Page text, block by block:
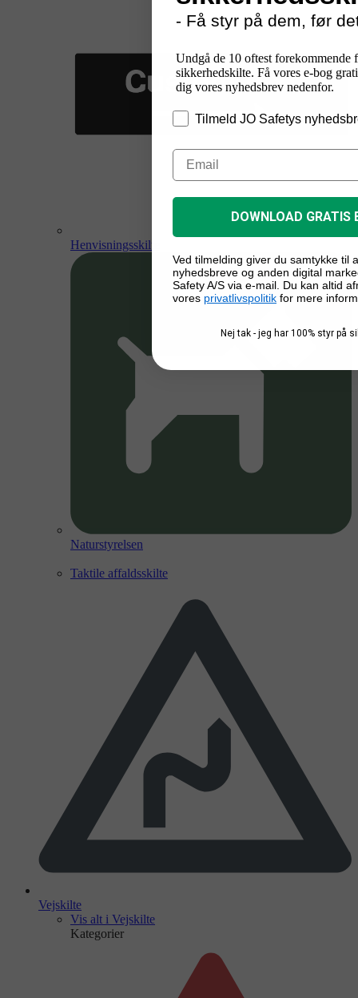
Henvisningsskilte
Naturstyrelsen
Taktile affaldsskilte
Vejskilte
Vis alt i Vejskilte
Kategorier
- Få styr på dem, før
Undgå de 10 oftest forekommende
sikkerhedskilte. Få vores e-bog
dig vores nyhedsbrev nedenfor.
Tilmeld JO Safetys
DOWNLOAD GRATIS
Ved tilmelding giver du samtykke til
nyhedsbreve og anden digital
Safety A/S via e-mail. Du kan altid
vores privatlivspolitik for mere
Nej tak - jeg har 100% styr på